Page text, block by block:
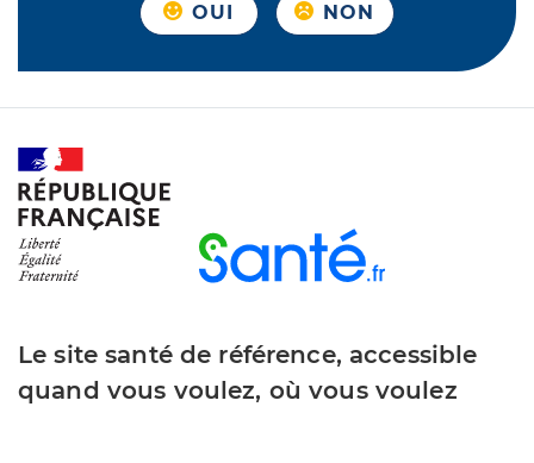
OUI NON
Le site santé de référence, accessible
quand vous voulez, où vous voulez